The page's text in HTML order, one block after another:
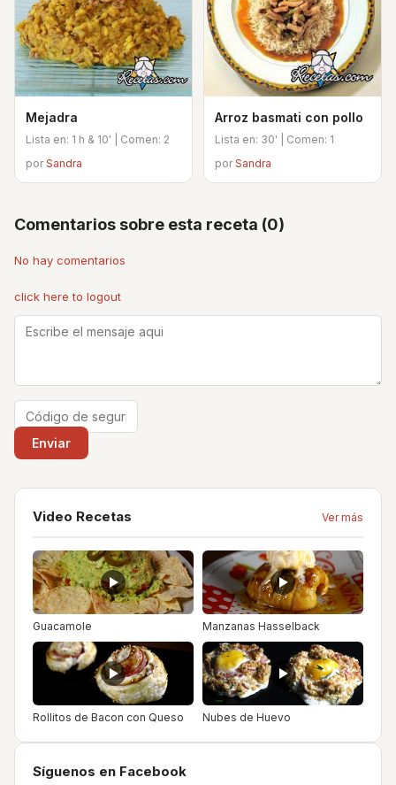
Mejadra
Lista en: 1 h & 10' | Comen: 2
porSandra
Arroz basmati con pollo
Lista en: 30' | Comen: 1
porSandra
Comentarios sobre esta receta (0)
No hay comentarios
click here to logout
Video Recetas Ver más
Guacamole Manzanas Hasselback
Rollitos de Bacon con Queso Nubes de Huevo
Síguenos en Facebook